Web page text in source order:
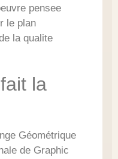
pensee
le plan
la qualite
la
Géométrique
de Graphic